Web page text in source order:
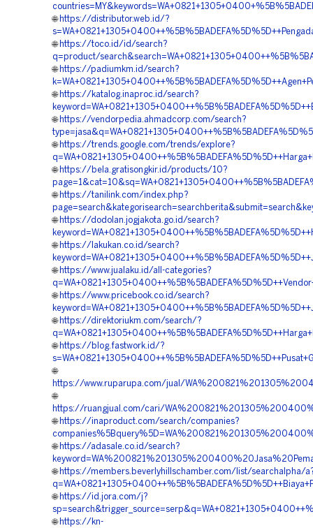
🌐 https://distributor.web.id/?
🌐 https://toco.id/id/search?
q=product/
🌐 https://padiumkm.id/search?
🌐 https://katalog.inaproc.id/search?
🌐 https://vendorpedia.ahmadcorp.com/search?
🌐 https://trends.google.com/trends/explore?
🌐 https://bela.gratisongkir.id/products/10?
🌐 https://tanilink.com/index.php?
🌐 https://dodolan.jogjakota.go.id/search?
🌐 https://lakukan.co.id/search?
🌐 https://www.jualaku.id/all-categories?
🌐 https://www.pricebook.co.id/search?
🌐 https://direktoriukm.com/search/?
🌐 https://blog.fastwork.id/?
🌐
https://www.ruparupa.com/jual/
🌐
https://ruangjual.com/cari/
🌐 https://inaproduct.com/search/companies?
🌐 https://adasale.co.id/search?
🌐 https://members.beverlyhillschamber.com/list/searchalpha/
🌐 https://id.jora.com/j?
🌐 https://kn-